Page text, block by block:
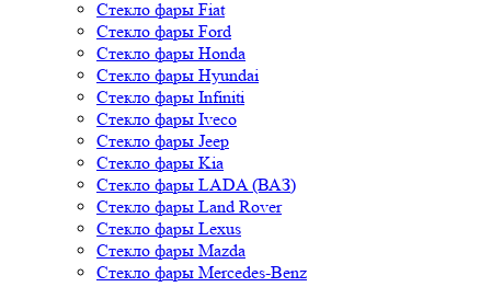
Стекло фары Fiat
Стекло фары Ford
Стекло фары Honda
Стекло фары Hyundai
Стекло фары Infiniti
Стекло фары Iveco
Стекло фары Jeep
Стекло фары Kia
Стекло фары LADA (ВАЗ)
Стекло фары Land Rover
Стекло фары Lexus
Стекло фары Mazda
Стекло фары Mercedes-Benz